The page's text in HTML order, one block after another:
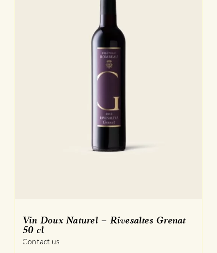
Vin Doux Naturel – Rivesaltes Grenat
50 cl
Contact us